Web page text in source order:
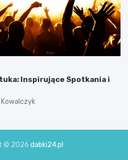
Inspirujące Spotkania i
© 2026 dabki24.pl